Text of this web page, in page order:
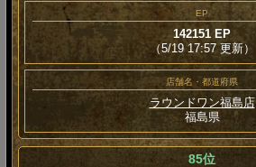
EP
142151 EP
（5/19 17:57 更新）
店舗名・都道府県
ラウンドワン福島店
福島県
85位